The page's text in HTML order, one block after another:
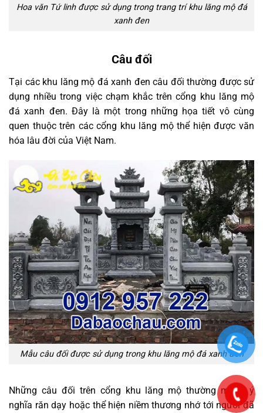
Hoa văn Tứ linh được sử dụng trong trang trí khu lăng mộ đá
xanh đen
Câu đối
Tại các khu lăng mộ đá xanh đen câu đối thường được sử
dụng nhiều trong việc chạm khắc trên cổng khu lăng mộ
đá xanh đen. Đây là một trong những họa tiết vô cùng
quen thuộc trên các cổng khu lăng mộ thể hiện được văn
hóa lâu đời của Việt Nam.
Mẫu câu đối được sử dụng trong khu lăng mộ đá xanh đen
Những câu đối trên cổng khu lăng mộ thường mang ý
nghĩa răn dạy hoặc thể hiện niềm thương nhớ tới người đã